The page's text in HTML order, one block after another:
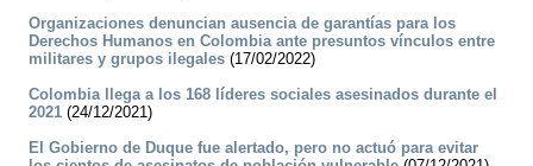
Organizaciones denuncian ausencia de garantías para los
Derechos Humanos en Colombia ante presuntos vínculos entre
militares y grupos ilegales (17/02/2022)
Colombia llega a los 168 líderes sociales asesinados durante el
2021 (24/12/2021)
El Gobierno de Duque fue alertado, pero no actuó para evitar